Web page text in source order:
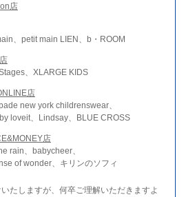
店
、petit main LIEN、b・ROOM
、XLARGE KIDS
店
new york childrenswear、
loveit、Lindsay、BLUE CROSS
店
rain、babycheer、
of wonder、キリンのソフィ
たしますが、何卒ご理解いただきますよ